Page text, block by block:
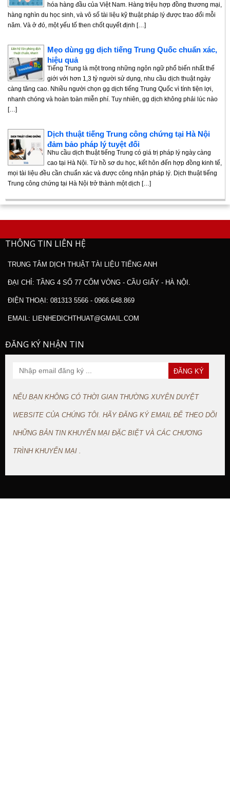
hóa hàng đầu của Việt Nam. Hàng triệu hợp đồng thương mại,
hàng nghìn du học sinh, và vô số tài liệu kỹ thuật pháp lý được trao đổi mỗi
năm. Và ở đó, một yếu tố then chốt quyết định […]
Mẹo dùng gg dịch tiếng Trung Quốc chuẩn xác,
hiệu quả
Tiếng Trung là một trong những ngôn ngữ phổ biến nhất thế
giới với hơn 1,3 tỷ người sử dụng, nhu cầu dịch thuật ngày
càng tăng cao. Nhiều người chọn gg dịch tiếng Trung Quốc vì tính tiện lợi,
nhanh chóng và hoàn toàn miễn phí. Tuy nhiên, gg dịch không phải lúc nào
[…]
Dịch thuật tiếng Trung công chứng tại Hà Nội
đảm bảo pháp lý tuyệt đối
Nhu cầu dịch thuật tiếng Trung có giá trị pháp lý ngày càng
cao tại Hà Nội. Từ hồ sơ du học, kết hôn đến hợp đồng kinh tế,
mọi tài liệu đều cần chuẩn xác và được công nhận pháp lý. Dịch thuật tiếng
Trung công chứng tại Hà Nội trở thành một dịch […]
THÔNG TIN LIÊN HỆ
TRUNG TÂM DỊCH THUẬT TÀI LIỆU TIẾNG ANH
ĐẠI CHỈ: TẦNG 4 SỐ 77 CỐM VÒNG - CẦU GIẤY - HÀ NỘI.
ĐIỆN THOẠI: 081313 5566 - 0966.648.869
EMAIL: LIENHEDICHTHUAT@GMAIL.COM
ĐĂNG KÝ NHẬN TIN
NẾU BẠN KHÔNG CÓ THỜI GIAN THƯỜNG XUYÊN DUYỆT
WEBSITE CỦA CHÚNG TÔI. HÃY ĐĂNG KÝ EMAIL ĐỂ THEO DÕI
NHỮNG BẢN TIN KHUYẾN MẠI ĐẶC BIỆT VÀ CÁC CHƯƠNG
TRÌNH KHUYẾN MẠI .